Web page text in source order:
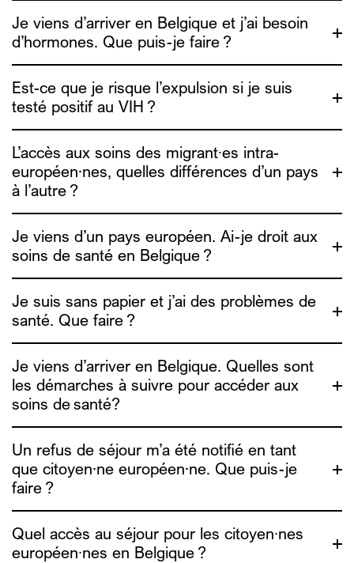
Je viens d’arriver en Belgique et j’ai besoin
d’hormones. Que puis-je faire ?
Genres Pluriels
Est-ce que je risque l’expulsion si je suis
testé positif au VIH ?
L’accès aux soins des migrant∙es intra-
européen·nes, quelles différences d’un pays
à l’autre ?
Medimmigrant
Je viens d’un pays européen. Ai-je droit aux
soins de santé en Belgique ?
Medimmigrant
Je suis sans papier et j’ai des problèmes de
santé. Que faire ?
Medimmigrant
Je viens d’arriver en Belgique. Quelles sont
les démarches à suivre pour accéder aux
soins de santé?
Medimmigrant
Un refus de séjour m’a été notifié en tant
que citoyen·ne européen·ne. Que puis-je
faire ?
Quel accès au séjour pour les citoyen∙nes
européen∙nes en Belgique ?